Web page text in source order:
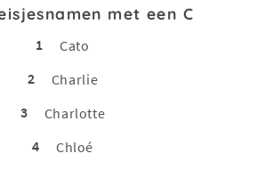
met een C
1
Cato
2
Charlie
3
Charlotte
4
Chloé